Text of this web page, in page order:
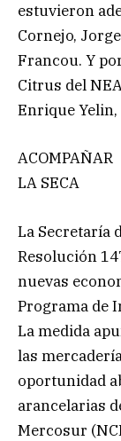
estuvieron
Cornejo,
Francou. Y
Citrus del
Enrique Yelin,
ACOMPAÑAR
LA SECA
La Secretaría
Resolución
nuevas
Programa de
La medida
las
oportunidad
arancelarias
Mercosur